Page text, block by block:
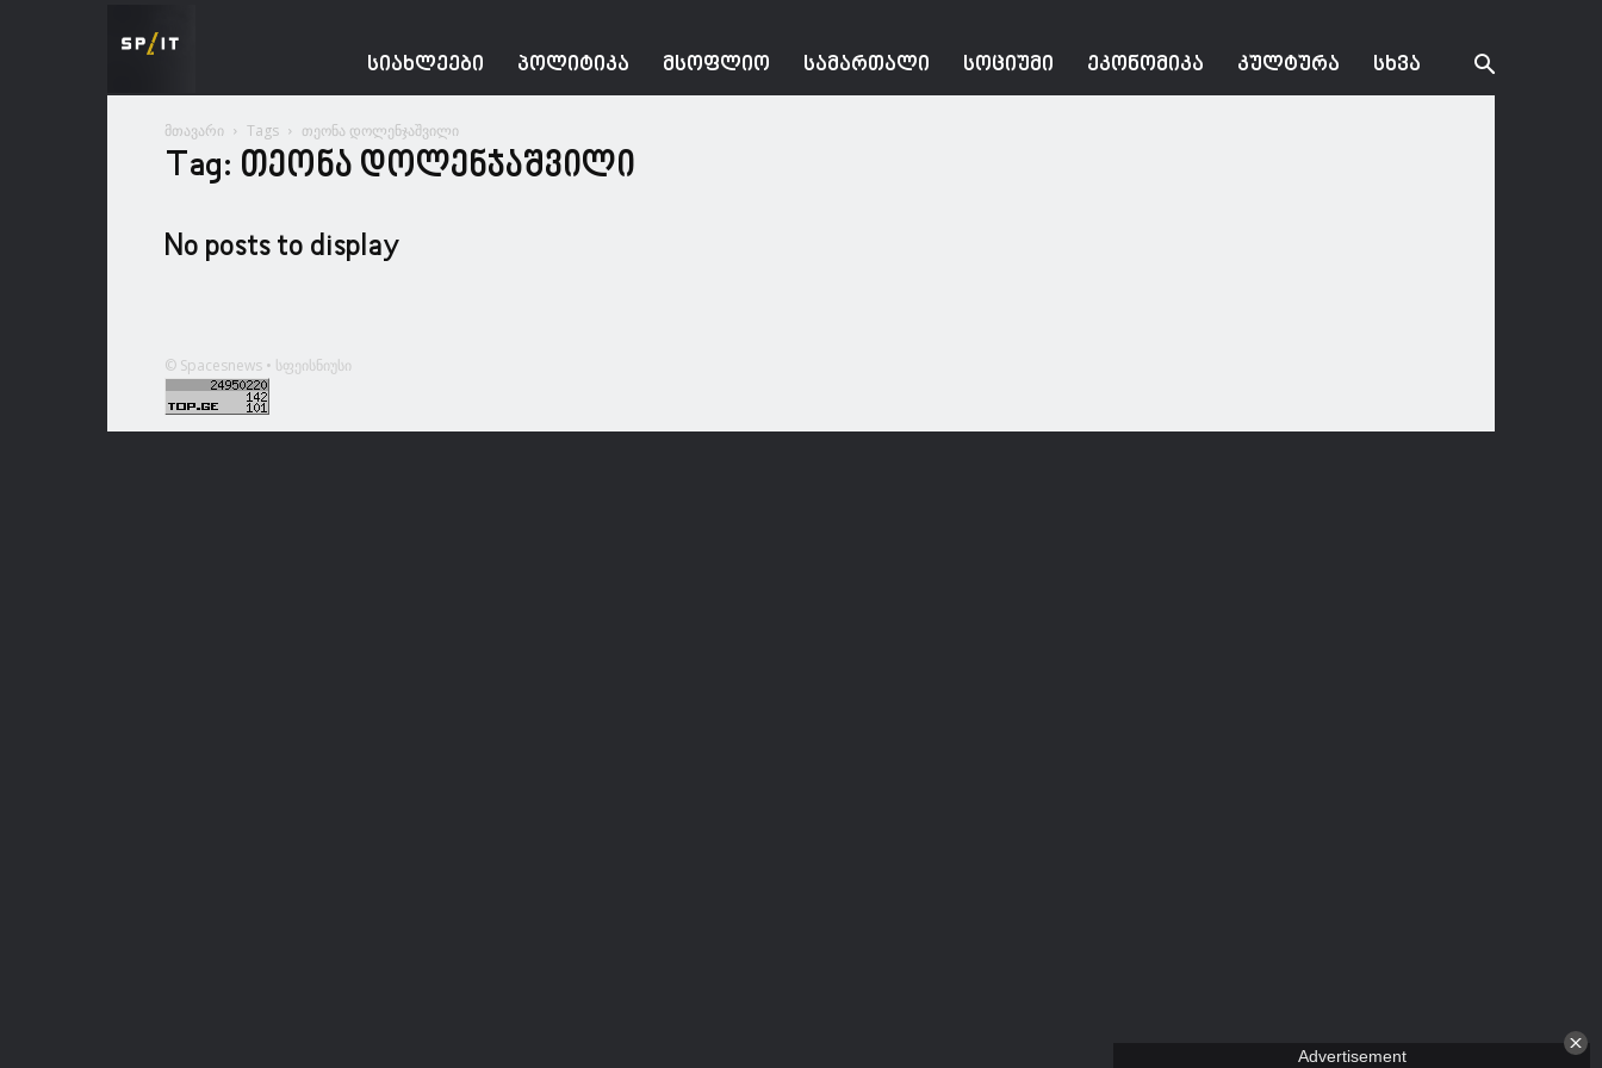
ᲡᲘᲐᲮᲚᲔᲔᲑᲘ ᲞᲝᲚᲘᲢᲘᲙᲐ ᲛᲡᲝᲤᲚᲘᲝ ᲡᲐᲛᲐᲠᲗᲐᲚᲘ ᲡᲝᲪᲘᲣᲛᲘ ᲔᲙᲝᲜᲝᲛᲘᲙᲐ ᲙᲣᲚᲢᲣᲠᲐ ᲡᲮᲕᲐ
მთავარი Tags თეონა დოლენჯაშვილი
Tag: თეონა დოლენჯაშვილი
No posts to display
© Spacesnews • სფეისნიუსი